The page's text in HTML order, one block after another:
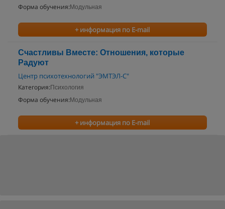
Форма обучения: Модульная
+ информация по E-mail
Счастливы Вместе: Отношения, которые
Радуют
Центр психотехнологий "ЭМТЭЛ-С"
Категория: Психология
Форма обучения: Модульная
+ информация по E-mail